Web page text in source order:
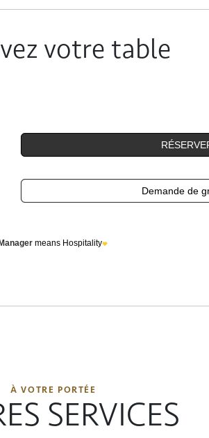
votre table
À VOTRE PORTÉE
SERVICES